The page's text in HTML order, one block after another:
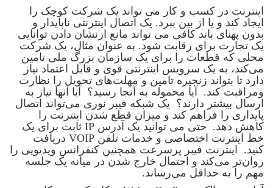
اینترنت در کسب و کار می تواند یک شرکت کوچک را
ایجاد کند و یا از بین ببرد. یک اتصال اینترنتی ناپایدار و
بدون پهنای باند کافی می تواند مانع ازنشان دادن توانایی
یک تجارت برای رقابت شود. به عنوان مثال، یک شرکت
محلی که قطعات را برای یک سازمان بزرگ ملی تامین
می‌کند، به یک سرویس اینترنتی قوی و قابل اعتماد نیاز
دارد تا بتواند زنجیره تامین و مهلت‌های تحویل را نظارت
ومراقبت کند. آیا محموله به آنجا رسید؟ آیا آنها نیاز به
ارسال بیشتر دارند؟ یک شبکه فیبر نوری می‌تواند اتصال
پایداری را فراهم کند و میزان قطع شدن اینترنت را
کاهش دهد. حتی می توانید یک آدرس IP ثابت برای یک
خط اینترنت اختصاصی و خدمات تلفن VOIP دریافت
کنید. اینترنت فیبر پرسرعت همچنین کنفرانس ویدیویی را
روان‌تر می‌کند و احتمال خارج شدن در میانه یک جلسه
مهم را به حداقل می‌رساند.